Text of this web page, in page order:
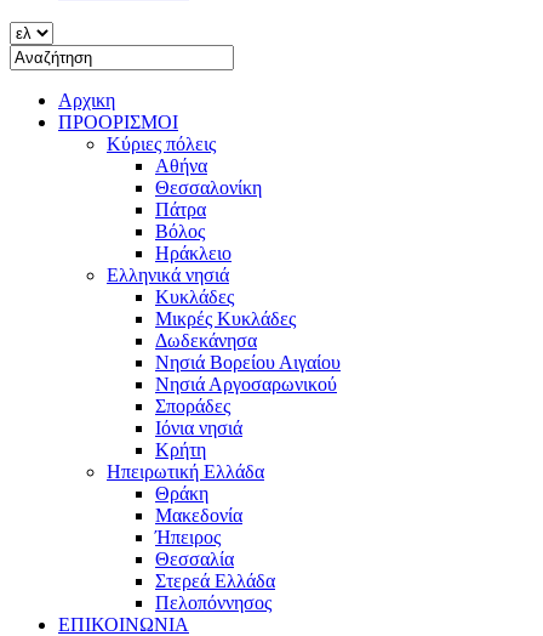
Αρχικη
ΠΡΟΟΡΙΣΜΟΙ
Κύριες πόλεις
Αθήνα
Θεσσαλονίκη
Πάτρα
Βόλος
Ηράκλειο
Ελληνικά νησιά
Κυκλάδες
Μικρές Κυκλάδες
Δωδεκάνησα
Νησιά Βορείου Αιγαίου
Νησιά Αργοσαρωνικού
Σποράδες
Ιόνια νησιά
Κρήτη
Ηπειρωτική Ελλάδα
Θράκη
Μακεδονία
Ήπειρος
Θεσσαλία
Στερεά Ελλάδα
Πελοπόννησος
ΕΠΙΚΟΙΝΩΝΙΑ